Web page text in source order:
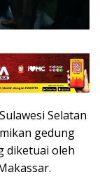
Selatan
gedung
diketuai oleh